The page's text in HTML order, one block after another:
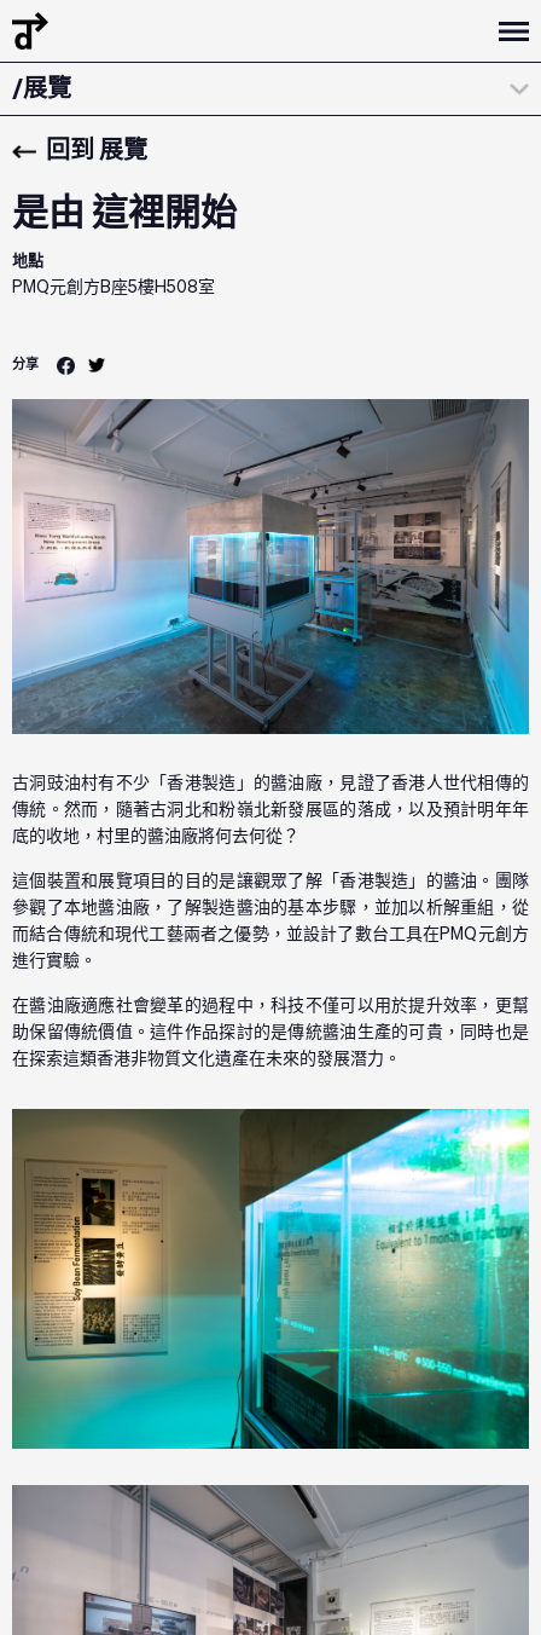
/策展陳述
/展覽
/設計講座
回到 展覽
是由 這裡開始
地點
PMQ元創方B座5樓H508室
分享
古洞豉油村有不少「香港製造」的醬油廠，見證了香港人世代相傳的
傳統。然而，隨著古洞北和粉嶺北新發展區的落成，以及預計明年年
底的收地，村里的醬油廠將何去何從？
這個裝置和展覽項目的目的是讓觀眾了解「香港製造」的醬油。團隊
參觀了本地醬油廠，了解製造醬油的基本步驟，並加以析解重組，從
而結合傳統和現代工藝兩者之優勢，並設計了數台工具在PMQ元創方
進行實驗。
在醬油廠適應社會變革的過程中，科技不僅可以用於提升效率，更幫
助保留傳統價值。這件作品探討的是傳統醬油生產的可貴，同時也是
在探索這類香港非物質文化遺產在未來的發展潛力。